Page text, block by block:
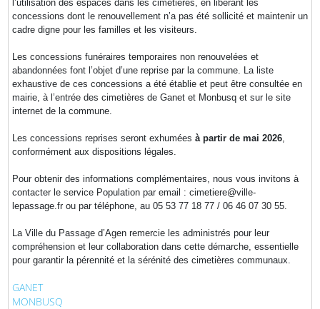
l’utilisation des espaces dans les cimetières, en libérant les
concessions dont le renouvellement n’a pas été sollicité et maintenir un
cadre digne pour les familles et les visiteurs.
Les concessions funéraires temporaires non renouvelées et
abandonnées font l’objet d’une reprise par la commune. La liste
exhaustive de ces concessions a été établie et peut être consultée en
mairie, à l’entrée des cimetières de Ganet et Monbusq et sur le site
internet de la commune.
Les concessions reprises seront exhumées à partir de mai 2026
conformément aux dispositions légales.
Pour obtenir des informations complémentaires, nous vous invitons à
contacter le service Population par email : cimetiere@ville-
lepassage.fr ou par téléphone, au 05 53 77 18 77 / 06 46 07 30 55.
La Ville du Passage d’Agen remercie les administrés pour leur
compréhension et leur collaboration dans cette démarche, essentielle
pour garantir la pérennité et la sérénité des cimetières communaux.
GANET
MONBUSQ